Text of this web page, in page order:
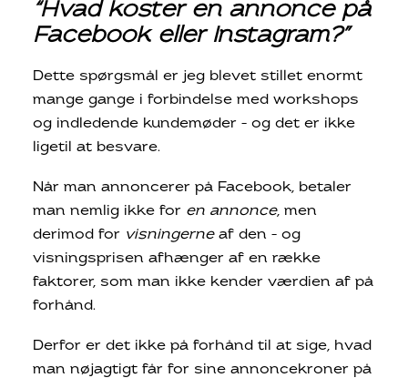
“Hvad koster en annonce på
Facebook eller Instagram?”
Dette spørgsmål er jeg blevet stillet enormt
mange gange i forbindelse med workshops
og indledende kundemøder – og det er ikke
ligetil at besvare.
Når man annoncerer på Facebook, betaler
man nemlig ikke for en annonce, men
derimod for visningerneaf den – og
visningsprisen afhænger af en række
faktorer, som man ikke kender værdien af på
forhånd.
Derfor er det ikke på forhånd til at sige, hvad
man nøjagtigt får for sine annoncekroner på